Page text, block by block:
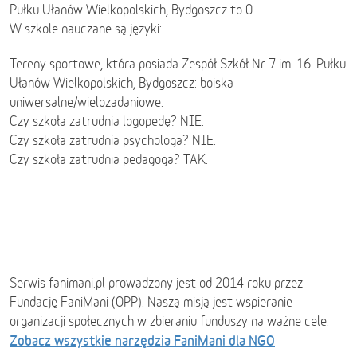
Pułku Ułanów Wielkopolskich, Bydgoszcz to 0.
W szkole nauczane są języki: .
Tereny sportowe, która posiada Zespół Szkół Nr 7 im. 16. Pułku
Ułanów Wielkopolskich, Bydgoszcz: boiska
uniwersalne/wielozadaniowe.
Czy szkoła zatrudnia logopedę? NIE.
Czy szkoła zatrudnia psychologa? NIE.
Czy szkoła zatrudnia pedagoga? TAK.
Serwis fanimani.pl prowadzony jest od 2014 roku przez
Fundację FaniMani (OPP). Naszą misją jest wspieranie
organizacji społecznych w zbieraniu funduszy na ważne cele.
Zobacz wszystkie narzędzia FaniMani dla NGO